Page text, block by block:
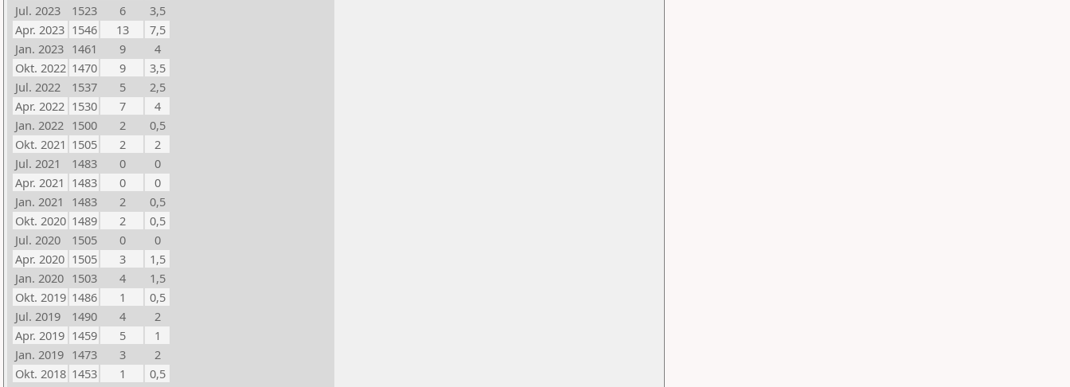
Jul. 2023
1523 6
3,5
Apr. 2023 1546 13
7,5
Jan. 2023 1461 9
4
Okt. 2022 1470 9
3,5
Jul. 2022
1537 5
2,5
Apr. 2022 1530 7
4
Jan. 2022 1500 2
0,5
Okt. 2021 1505 2
2
Jul. 2021
1483 0
0
Apr. 2021 1483 0
0
Jan. 2021
1483 2
0,5
Okt. 2020 1489 2
0,5
Jul. 2020
1505 0
0
Apr. 2020 1505 3
1,5
Jan. 2020 1503 4
1,5
Okt. 2019 1486 1
0,5
Jul. 2019
1490 4
2
Apr. 2019 1459 5
1
Jan. 2019 1473 3
2
Okt. 2018 1453 1
0,5